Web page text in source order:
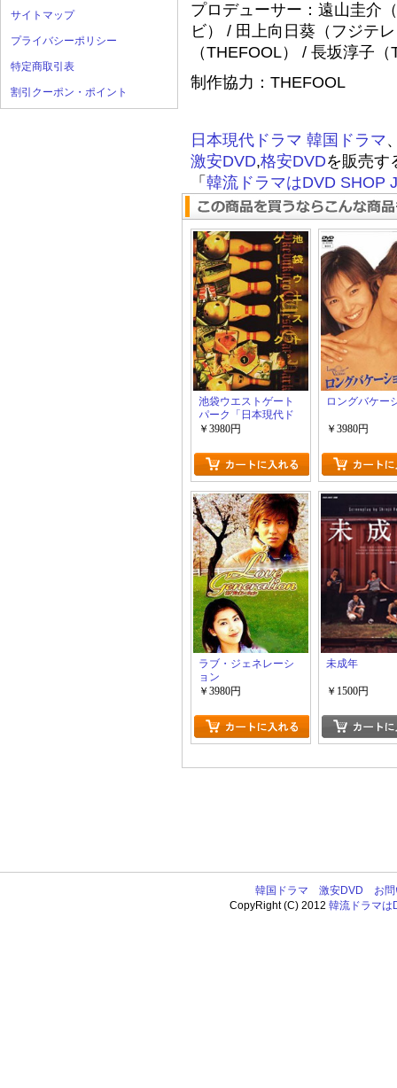
サイトマップ
プライバシーポリシー
特定商取引表
割引クーポン・ポイント
プロデューサー：遠山圭介
ビ） / 田上向日葵（フジテ
（THEFOOL） / 長坂淳子
制作協力：THEFOOL
日本現代ドラマ 韓国ドラマ
激安DVD,格安DVDを販売す
「 韓流ドラマはDVD SHOP
池袋ウエストゲート
パーク「日本現代ド
ラマ」
￥3980円
ロングバケー
￥3980円
ラブ・ジェネレーシ
ョン
￥3980円
未成年
￥1500円
韓国ドラマ 激安DVD
お
CopyRight (C) 2012韓流ドラマは